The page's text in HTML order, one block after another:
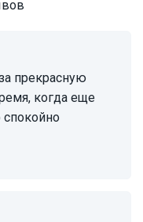
когда еще
спокойно